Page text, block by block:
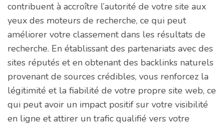
contribuent à accroître l’autorité de votre site aux
yeux des moteurs de recherche, ce qui peut
améliorer votre classement dans les résultats de
recherche. En établissant des partenariats avec des
sites réputés et en obtenant des backlinks naturels
provenant de sources crédibles, vous renforcez la
légitimité et la fiabilité de votre propre site web, ce
qui peut avoir un impact positif sur votre visibilité
en ligne et attirer un trafic qualifié vers votre